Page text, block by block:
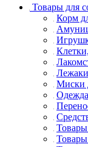
Товары для
Корм
Миски